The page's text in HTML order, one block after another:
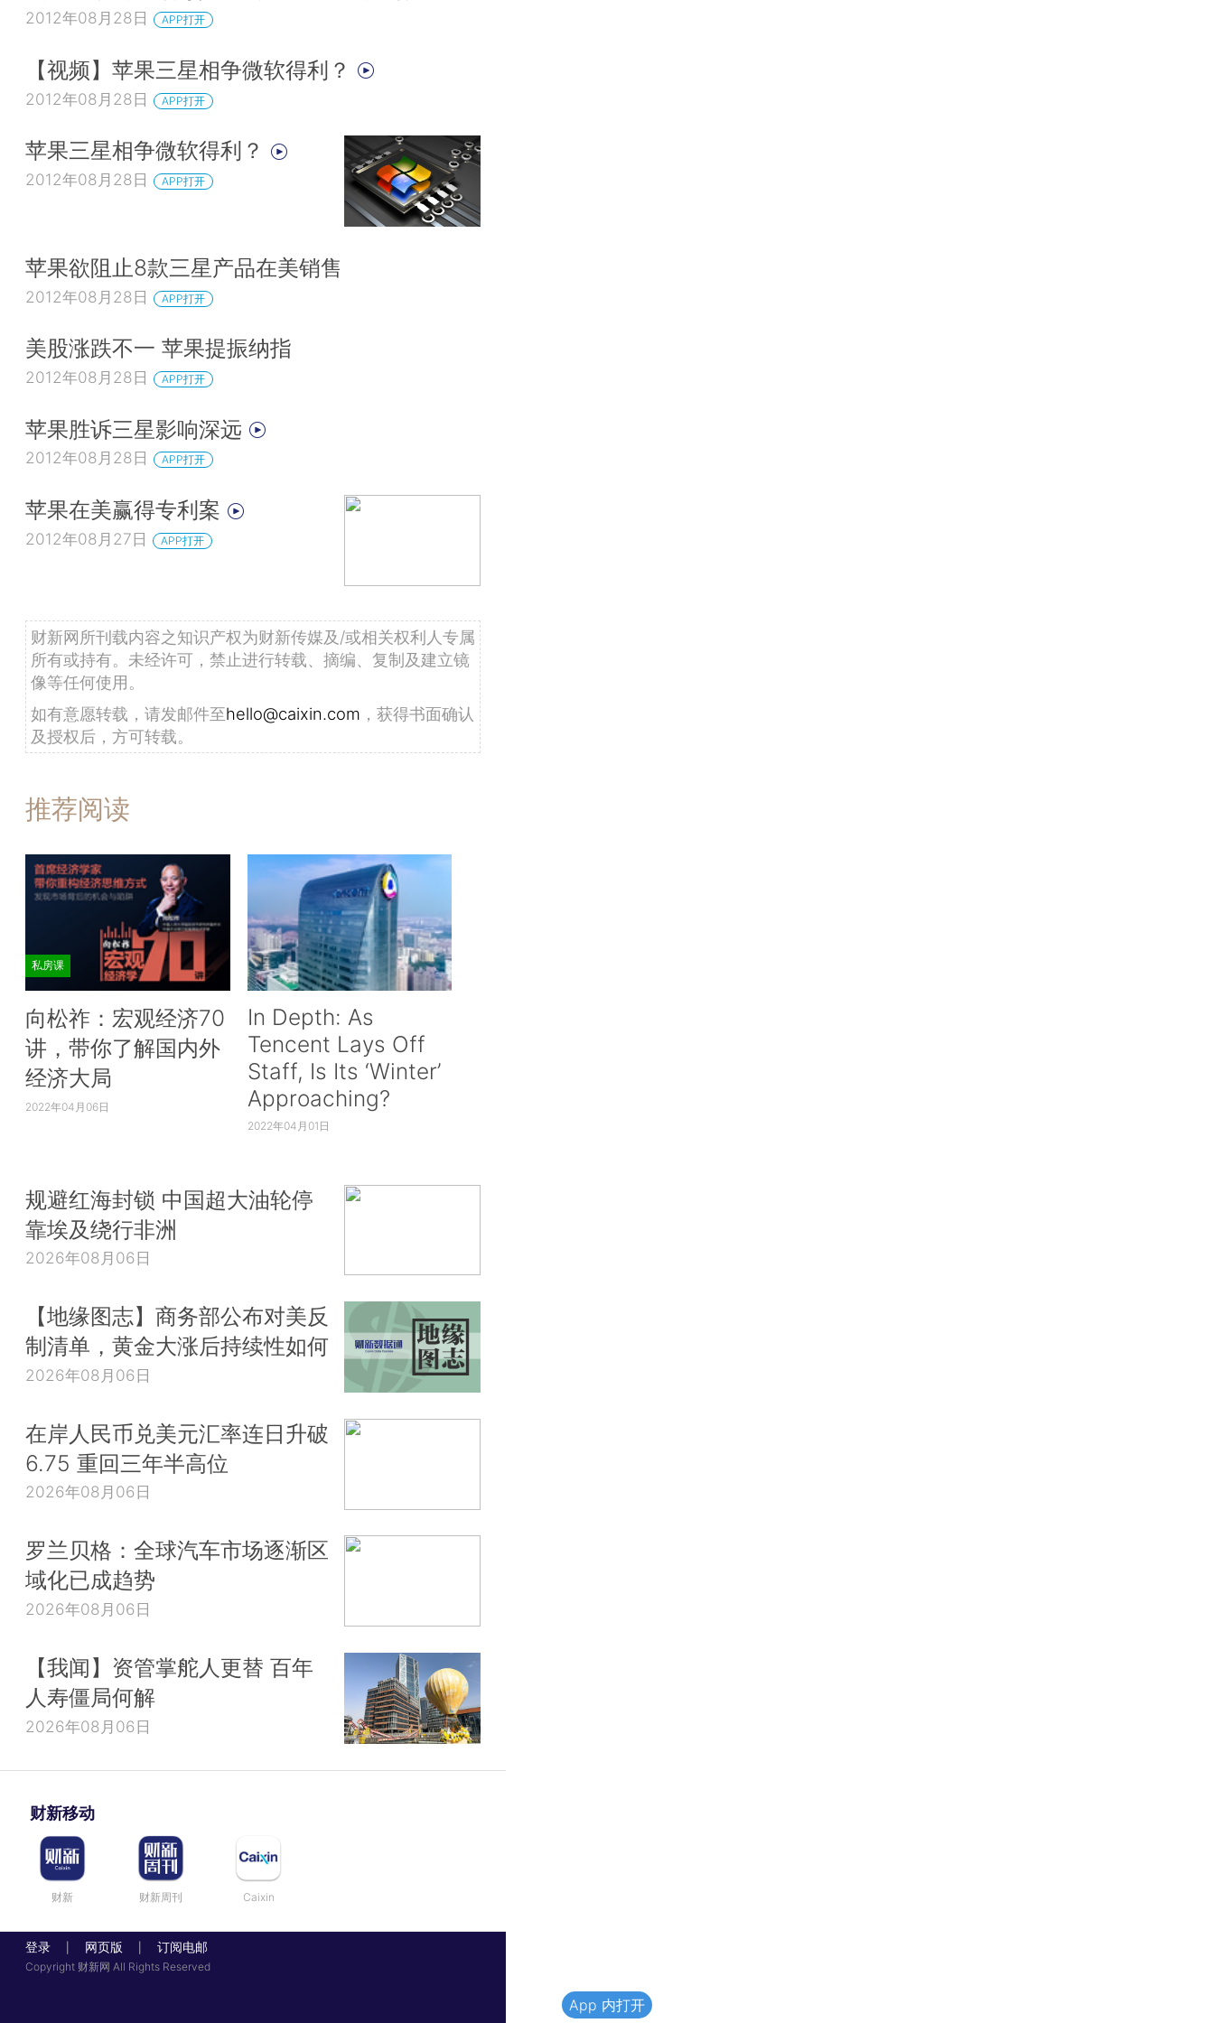
2012年08月28日 APP打开
【视频】苹果三星相争微软得利？
2012年08月28日 APP打开
苹果三星相争微软得利？
2012年08月28日 APP打开
苹果欲阻止8款三星产品在美销售
2012年08月28日 APP打开
美股涨跌不一 苹果提振纳指
2012年08月28日 APP打开
苹果胜诉三星影响深远
2012年08月28日 APP打开
苹果在美赢得专利案
2012年08月27日 APP打开
财新网所刊载内容之知识产权为财新传媒及/或相关权利人专属
所有或持有。未经许可，禁止进行转载、摘编、复制及建立镜
像等任何使用。
如有意愿转载，请发邮件至hello@caixin.com ，获得书面确认
及授权后，方可转载。
推荐阅读
私房课
向松祚：宏观经济70
讲，带你了解国内外
经济大局
2022年04月06日
In Depth: As
Tencent Lays Off
Staff, Is Its ‘Winter’
Approaching?
2022年04月01日
规避红海封锁 中国超大油轮停
靠埃及绕行非洲
2026年08月06日
【地缘图志】商务部公布对美反
制清单，黄金大涨后持续性如何
2026年08月06日
在岸人民币兑美元汇率连日升破
6.75 重回三年半高位
2026年08月06日
罗兰贝格：全球汽车市场逐渐区
域化已成趋势
2026年08月06日
【我闻】资管掌舵人更替 百年
人寿僵局何解
2026年08月06日
财新移动
财新 财新周刊 Caixin
登录 网页版 订阅电邮
Copyright 财新网 All Rights Reserved
App 内打开